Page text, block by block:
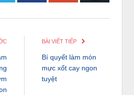
BÀI VIẾT TIẾP
Bí quyết làm món
mực xốt cay ngon
tuyệt